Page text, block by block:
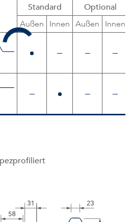
Standard
Optional
Außen Innen Außen Innen